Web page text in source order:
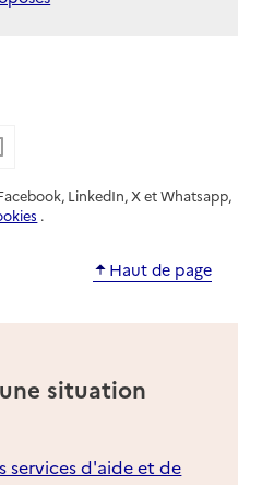
Facebook
sur X
LinkedIn, X et Whatsapp,
.
Haut de page
situation
services d'aide et de